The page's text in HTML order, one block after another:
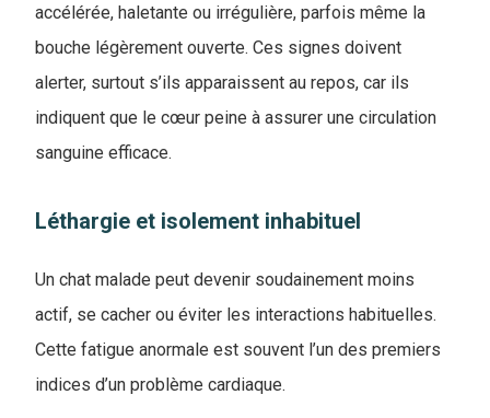
accélérée, haletante ou irrégulière, parfois même la
bouche légèrement ouverte. Ces signes doivent
alerter, surtout s’ils apparaissent au repos, car ils
indiquent que le cœur peine à assurer une circulation
sanguine efficace.
Léthargie et isolement inhabituel
Un chat malade peut devenir soudainement moins
actif, se cacher ou éviter les interactions habituelles.
Cette fatigue anormale est souvent l’un des premiers
indices d’un problème cardiaque.